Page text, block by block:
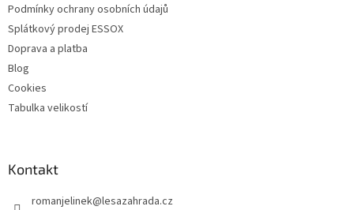
Podmínky ochrany osobních údajů
Splátkový prodej ESSOX
Doprava a platba
Blog
Cookies
Tabulka velikostí
Kontakt
romanjelinek@lesazahrada.cz